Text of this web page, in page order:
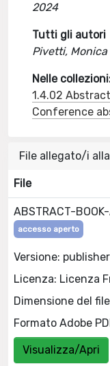
2024
Tutti gli autori
Pivetti, Monica
Nelle
1.4.02
Conference
File allegato/i
File
ABSTRACT-
accesso aperto
Versione:
Licenza: Licenza
Dimensione del
Formato Adobe
Visualizza/Apri